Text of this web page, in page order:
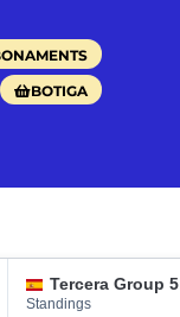
BOTIGA
Tercera Group 5
Standings